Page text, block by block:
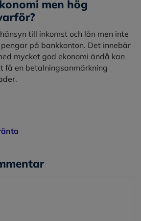
men hög
till inkomst och lån men inte
på bankkonton. Det innebär
mycket god ekonomi ändå kan
få en betalningsanmärkning